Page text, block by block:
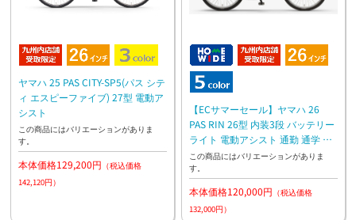
ヤマハ 25 PAS CITY-SP5(パス シテ
ィ エスピーファイブ) 27型 電動ア
シスト
この商品にはバリエーションがありま
す。
本体価格129,200円 （税込価格
142,120円）
【ECサマーセール】ヤマハ 26
PAS RIN 26型 内装3段 バッテリー
ライト 電動アシスト 通勤 通学 お
買い物
この商品にはバリエーションがありま
す。
本体価格120,000円 （税込価格
132,000円）